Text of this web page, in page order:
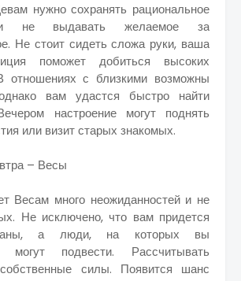
нужно сохранять рациональное
не выдавать желаемое за
Не стоит сидеть сложа руки, ваша
поможет добиться высоких
отношениях с близкими возможны
однако вам удастся быстро найти
настроение могут поднять
или визит старых знакомых.
– Весы
Весам много неожиданностей и не
Не исключено, что вам придется
а люди, на которых вы
могут подвести. Рассчитывать
силы. Появится шанс